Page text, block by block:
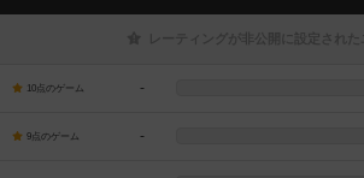
10点のゲーム -
9点のゲーム -